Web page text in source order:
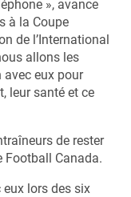
», avance
à la Coupe
de l’International
allons les
eux pour
leur santé et ce
de rester
Football Canada.
lors des six